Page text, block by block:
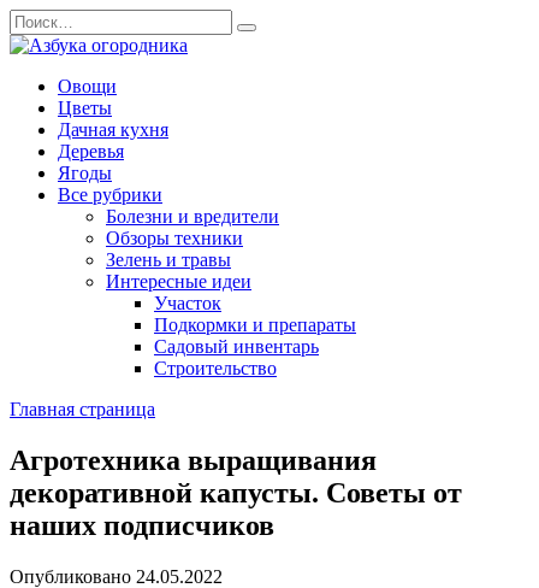
Перейти
к
содержанию
Search
for:
Овощи
Цветы
Дачная кухня
Деревья
Ягоды
Все рубрики
Болезни и вредители
Обзоры техники
Зелень и травы
Интересные идеи
Участок
Подкормки и препараты
Садовый инвентарь
Строительство
Главная страница
Агротехника выращивания
декоративной капусты. Советы от
наших подписчиков
Опубликовано 24.05.2022